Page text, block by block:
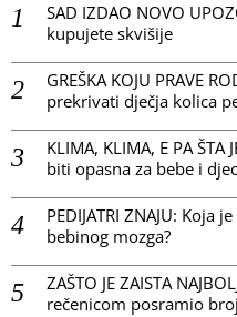
SAD IZDAO NOVO
kupujete skvišije
GREŠKA KOJU PRAVE
prekrivati dječja kolica
KLIMA, KLIMA, E PA
biti opasna za bebe i
PEDIJATRI ZNAJU: Koja
bebinog mozga?
ZAŠTO JE ZAISTA
rečenicom posramio